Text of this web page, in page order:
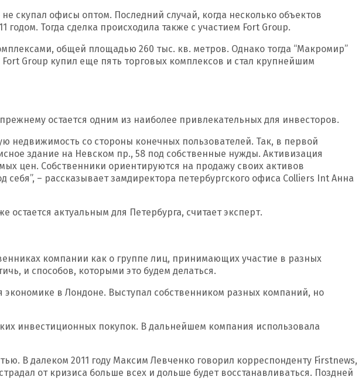
скупал офисы оптом. Последний случай, когда несколько объектов
Тогда сделка происходила также с участием Fort Group.
общей площадью 260 тыс. кв. метров. Однако тогда “Макромир”
Group купил еще пять торговых комплексов и стал крупнейшим
остается одним из наиболее привлекательных для инвесторов.
недвижимость со стороны конечных пользователей. Так, в первой
здание на Невском пр., 58 под собственные нужды. Активизация
цен. Собственники ориентируются на продажу своих активов
– рассказывает замдиректора петербургского офиса Colliers Int Анна
актуальным для Петербурга, считает эксперт.
компании как о группе лиц, принимающих участие в разных
и способов, которыми это будем делаться.
в Лондоне. Выступал собственником разных компаний, но
инвестиционных покупок. В дальнейшем компания использовала
В далеком 2011 году Максим Левченко говорил корреспонденту Firstnews,
от кризиса больше всех и дольше будет восстанавливаться. Поздней